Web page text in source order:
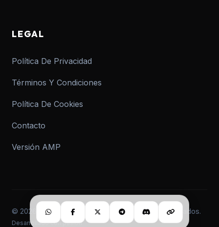
LEGAL
Política De Privacidad
Términos Y Condiciones
Política De Cookies
Contacto
Versión AMP
© 2026 informar.com.ar. Todos los derechos reservados.
Desarrollado con pasión